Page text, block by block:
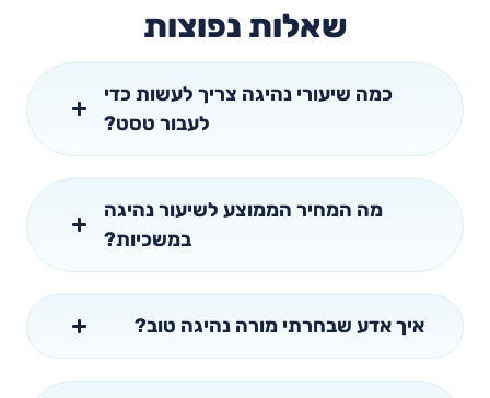
שאלות נפוצות
כמה שיעורי נהיגה צריך לעשות כדי
לעבור טסט?
מה המחיר הממוצע לשיעור נהיגה
במשכיות?
איך אדע שבחרתי מורה נהיגה טוב?